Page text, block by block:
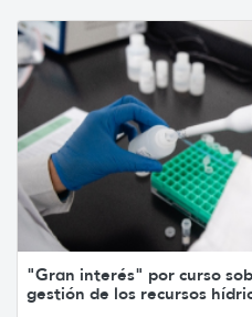
"Gran interés" por curso
gestión de los recursos